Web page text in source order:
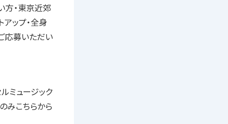
方・東京近郊
ップ・全身
応募いただい
ミュージック
みこちらから